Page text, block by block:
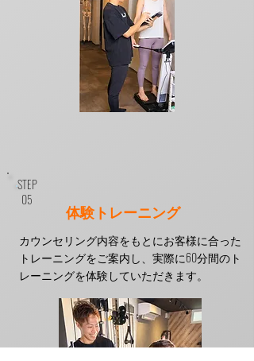
​体験トレーニング
カウンセリング内容をもとにお客様に合った
トレーニングを​ご案内し、実際に60分間のト
レーニングを体験していただきます。
STEP
​05